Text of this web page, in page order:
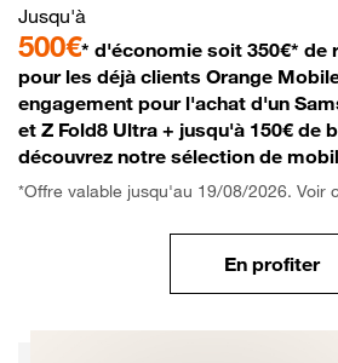
Jusqu'à
500€* d'économie soit 350€* de
pour les déjà clients Orange
engagement pour l'achat d'un
et Z Fold8 Ultra + jusqu'à 150€ de
découvrez notre sélection de
*Offre valable jusqu'au 19/08/2026. Voir
En profiter